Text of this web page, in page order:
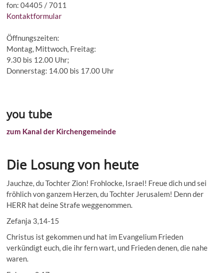
fon: 04405 / 7011
Kontaktformular
Öffnungszeiten:
Montag, Mittwoch, Freitag:
9.30 bis 12.00 Uhr;
Donnerstag: 14.00 bis 17.00 Uhr
you tube
zum Kanal der Kirchengemeinde
Die Losung von heute
Jauchze, du Tochter Zion! Frohlocke, Israel! Freue dich und sei
fröhlich von ganzem Herzen, du Tochter Jerusalem! Denn der
HERR hat deine Strafe weggenommen.
Zefanja 3,14-15
Christus ist gekommen und hat im Evangelium Frieden
verkündigt euch, die ihr fern wart, und Frieden denen, die nahe
waren.